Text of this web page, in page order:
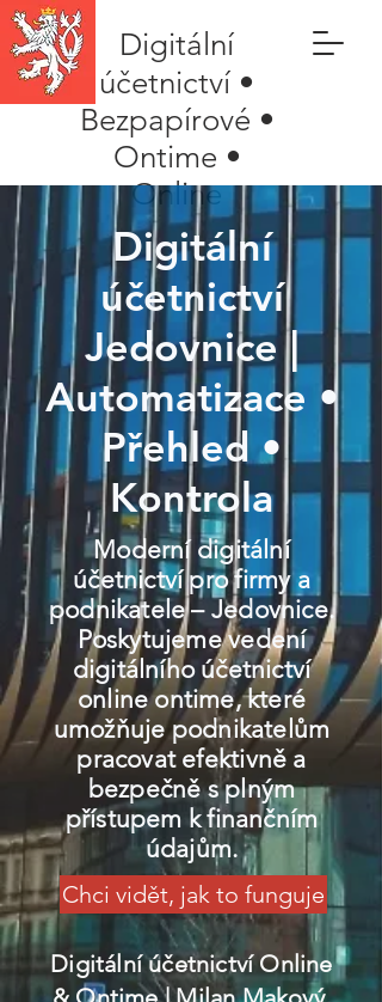
Digitální
účetnictví •
Bezpapírové •
Ontime •
Online
Digitální
účetnictví
Jedovnice |
Automatizace •
Přehled •
Kontrola
Moderní digitální
účetnictví pro firmy a
podnikatele – Jedovnice.
Poskytujeme vedení
digitálního účetnictví
online ontime, které
umožňuje podnikatelům
pracovat efektivně a
bezpečně s plným
přístupem k finančním
údajům.
Chci vidět, jak to funguje
Digitální účetnictví Online